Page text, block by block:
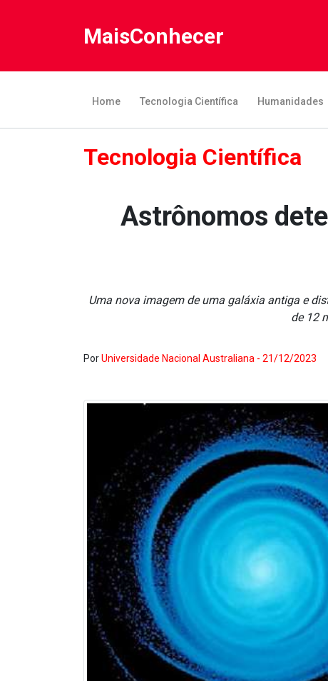
MaisConhecer
Home Tecnologia Científica Humanidades
Tecnologia Científica
Astrônomos
Uma nova imagem de uma galáxia antiga e
de 12
PorUniversidade Nacional Australiana - 21/12/2023